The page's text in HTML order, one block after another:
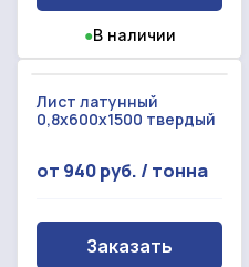
●В наличии
Лист латунный
0,8x600x1500 твердый
от 940 руб. / тонна
Заказать